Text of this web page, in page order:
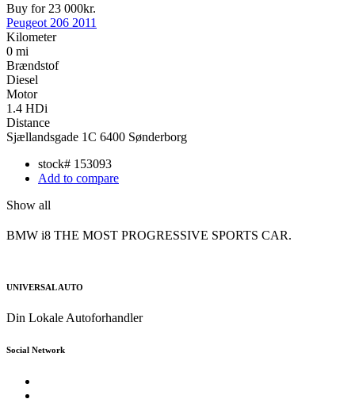
Buy for 23 000kr.
Peugeot 206 2011
Kilometer
0 mi
Brændstof
Diesel
Motor
1.4 HDi
Distance
Sjællandsgade 1C 6400 Sønderborg
stock# 153093
Add to compare
Show all
BMW i8 THE MOST PROGRESSIVE SPORTS CAR.
UNIVERSAL AUTO
Din Lokale Autoforhandler
Social Network